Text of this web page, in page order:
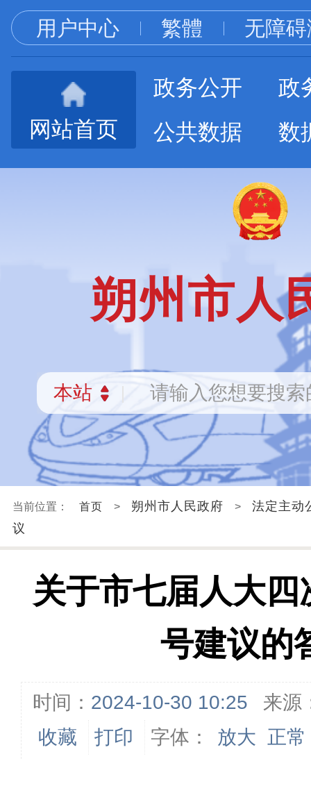
用户中心 繁體 无障
网站首页
政务公开
政
公共数据
数
朔州市人
当前位置： 首页 > 朔州市人民政府 >
法定主动
议
关于市七届人大
号建议的
时间： 2024-10-30 10:25
来源
收藏
打印 字体： 放大 正常